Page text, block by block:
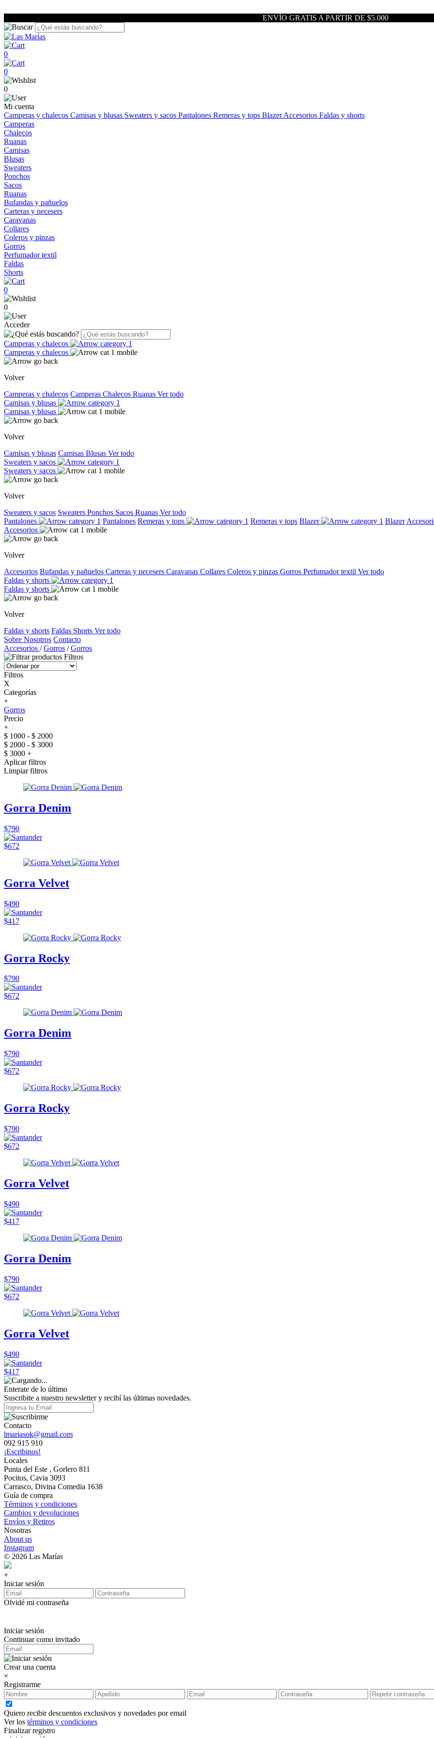
ENVÍO GRATIS A PARTIR DE $5.000
0
0
0
Mi cuenta
Camperas y chalecos Camisas y blusas Sweaters y sacos Pantalones Remeras y tops BlazerAccesorios Faldas y shorts
Camperas
Chalecos
Ruanas
Camisas
Blusas
Sweaters
Ponchos
Sacos
Ruanas
Bufandas y pañuelos
Carteras y necesers
Caravanas
Collares
Coleros y pinzas
Gorros
Perfumador textil
Faldas
Shorts
0
0
Acceder
Camperas y chalecos
Camperas y chalecos
Volver
Camperas y chalecos Camperas Chalecos Ruanas Ver todo
Camisas y blusas
Camisas y blusas
Volver
Camisas y blusas Camisas Blusas Ver todo
Sweaters y sacos
Sweaters y sacos
Volver
Sweaters y sacos Sweaters Ponchos Sacos Ruanas Ver todo
Pantalones
Pantalones Remeras y tops Remeras y tops Blazer Blazer
Accesorios
Volver
Accesorios Bufandas y pañuelos Carteras y necesers Caravanas Collares Coleros y pinzas Gorros Perfumador textil Ver todo
Faldas y shorts
Faldas y shorts
Volver
Faldas y shorts Faldas Shorts Ver todo
Sobre Nosotros Contacto
Accesorios /Gorros /Gorros
Filtros
Filtros
X
Categorías
+
Gorros
Precio
+
$ 1000 - $ 2000
$ 2000 - $ 3000
$ 3000 +
Aplicar filtros
Limpiar filtros
Gorra Denim
$790
$672
Gorra Velvet
$490
$417
Gorra Rocky
$790
$672
Gorra Denim
$790
$672
Gorra Rocky
$790
$672
Gorra Velvet
$490
$417
Gorra Denim
$790
$672
Gorra Velvet
$490
$417
Enterate de lo último
Suscribite a nuestro newsletter y recibí las últimas novedades.
Contacto
lmariasok@gmail.com
092 915 910
¡Escribinos!
Locales
Punta del Este , Gorlero 811
Pocitos, Cavia 3093
Carrasco, Divina Comedia 1638
Guía de compra
Términos y condiciones
Cambios y devoluciones
Envíos y Retiros
Nosotras
About us
Instagram
© 2026 Las Marías
×
Iniciar sesión
Olvidé mi contraseña
Iniciar sesión
Continuar como invitado
Crear una cuenta
×
Registrarme
Quiero recibir descuentos exclusivos y novedades por email
Ver los términos y condiciones
Finalizar registro